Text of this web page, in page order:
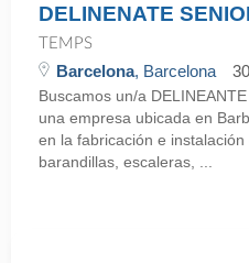
DELINENATE
TEMPS
Barcelona, Barcelona
Buscamos un/a
una empresa ubicada en
en la fabricación e
barandillas, escaleras, ...